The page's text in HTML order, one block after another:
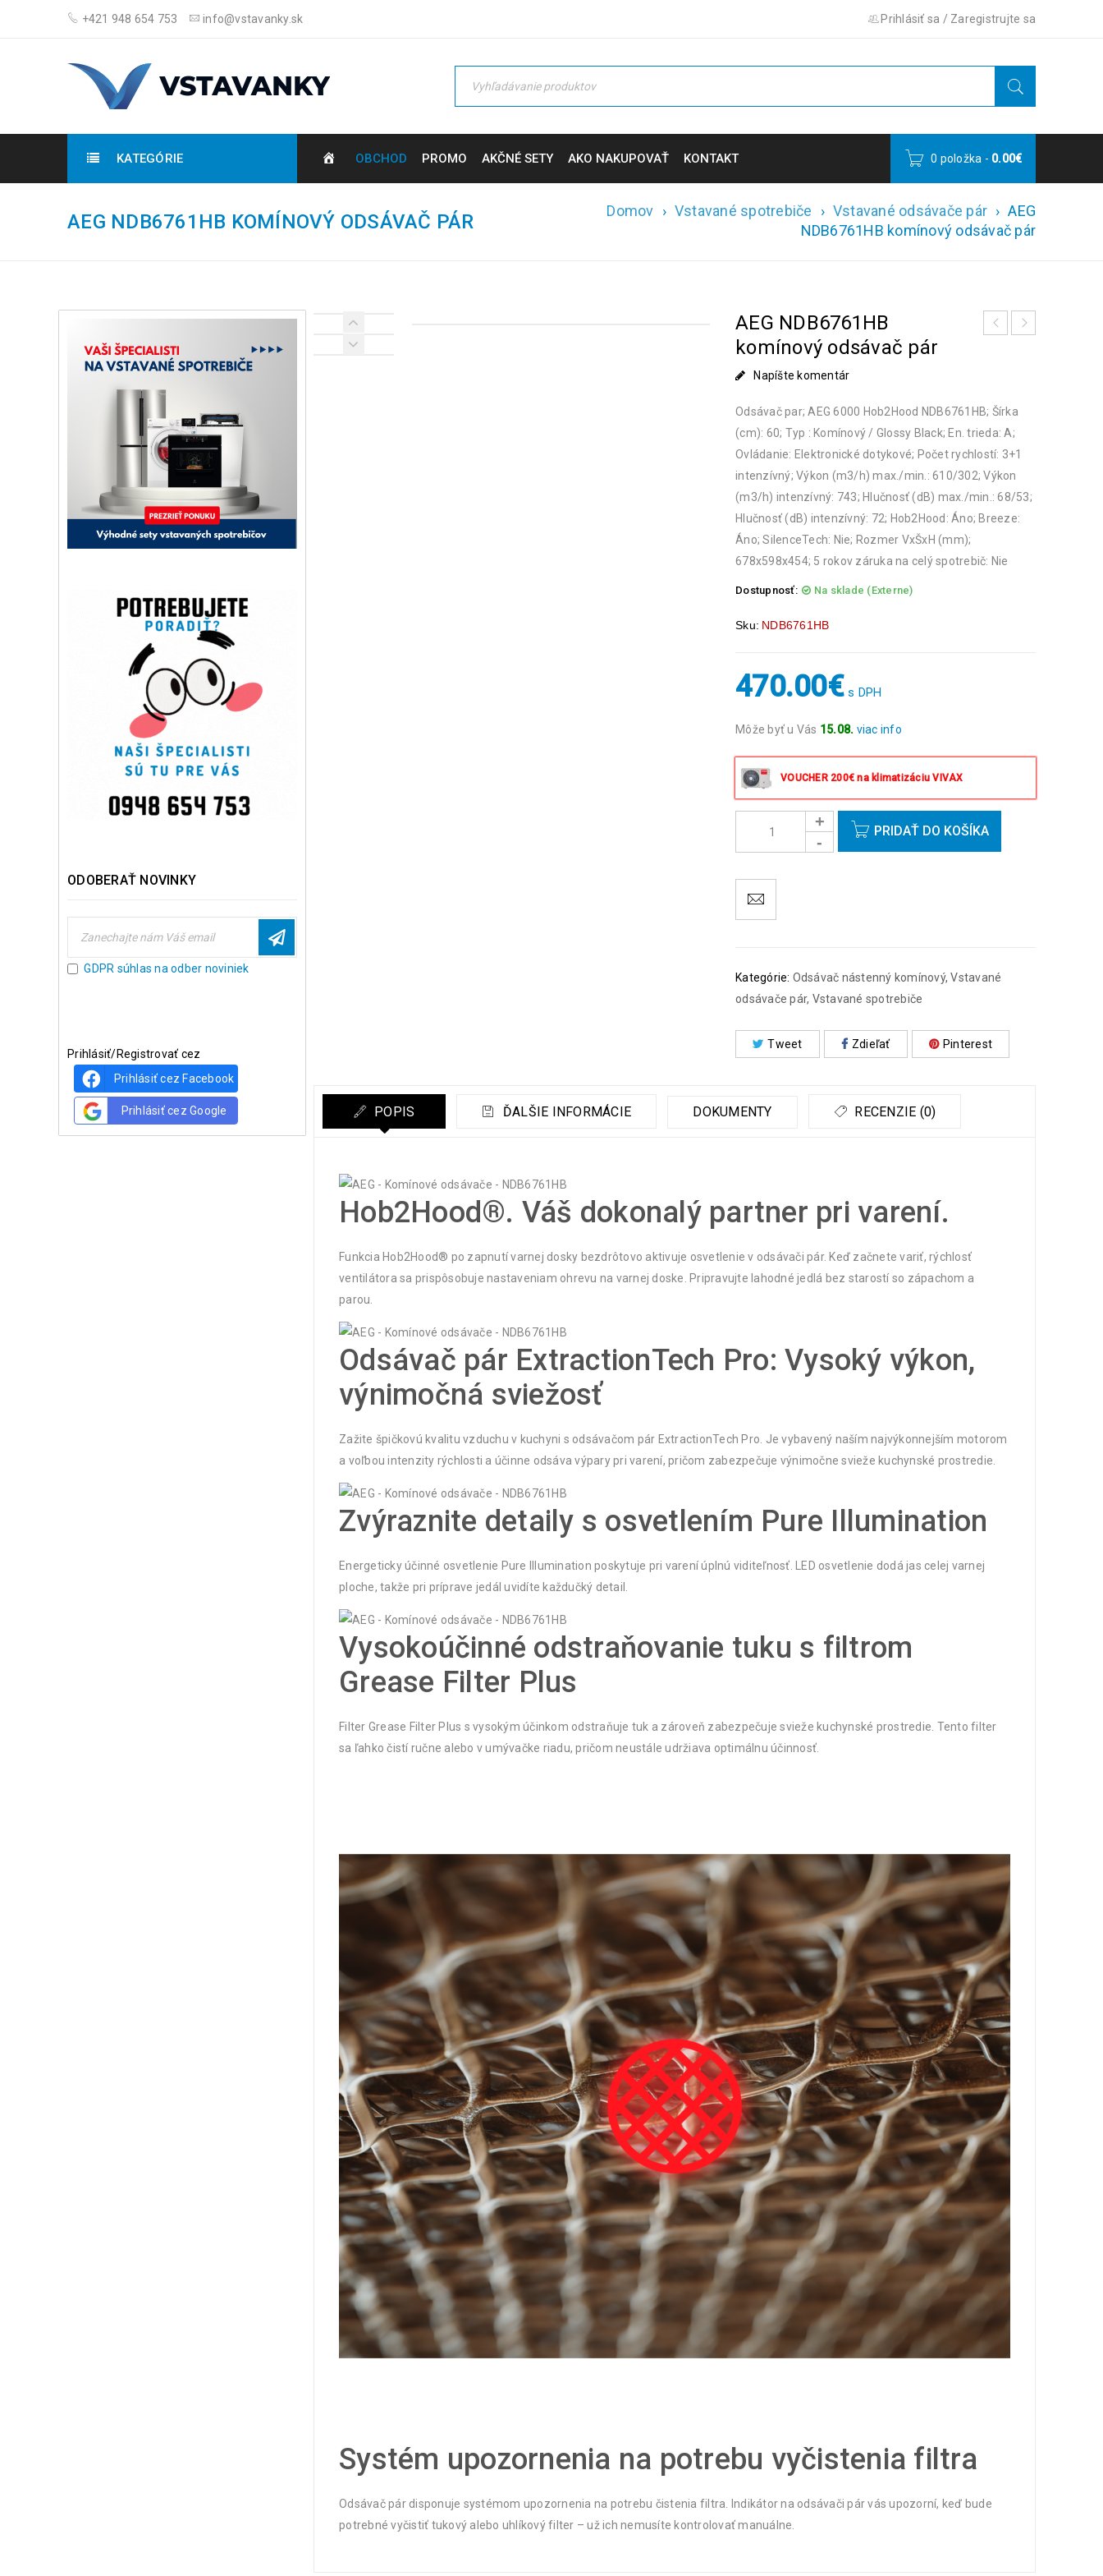
+421 948 654 753 info@vstavanky.sk Prihlásiť sa / Zaregistrujte sa
KATEGÓRIE OBCHOD PROMO AKČNÉ SETY AKO NAKUPOVAŤ KONTAKT 0 položka - 0.00€
AEG NDB6761HB KOMÍNOVÝ ODSÁVAČ PÁR Domov › Vstavané spotrebiče › Vstavané odsávače pár › AEG
NDB6761HB komínový odsávač pár
ODOBERAŤ NOVINKY
GDPR súhlas na odber noviniek
Prihlásiť/Registrovať cez
Prihlásiť cez Facebook
Prihlásiť cez Google
AEG NDB6761HB
komínový odsávač pár
Napíšte komentár
Odsávač par; AEG 6000 Hob2Hood NDB6761HB; Šírka
(cm): 60; Typ : Komínový / Glossy Black; En. trieda: A;
Ovládanie: Elektronické dotykové; Počet rychlostí: 3+1
intenzívný; Výkon (m3/h) max./min.: 610/302; Výkon
(m3/h) intenzívný: 743; Hlučnosť (dB) max./min.: 68/53;
Hlučnosť (dB) intenzívný: 72; Hob2Hood: Áno; Breeze:
Áno; SilenceTech: Nie; Rozmer VxŠxH (mm);
678x598x454; 5 rokov záruka na celý spotrebič: Nie
Dostupnosť: Na sklade (Externe)
Sku: NDB6761HB
470.00€ s DPH
Môže byť u Vás 15.08. viac info
istý deň okrem víkendov a sviatkov.
VOUCHER 200€ na klimatizáciu VIVAX
PRIDAŤ DO KOŠÍKA
Kategórie: Odsávač nástenný komínový,Vstavané
odsávače pár, Vstavané spotrebiče
Tweet Zdieľať Pinterest
POPIS ĎALŠIE INFORMÁCIE DOKUMENTY RECENZIE (0)
Hob2Hood®. Váš dokonalý partner pri varení.
Funkcia Hob2Hood® po zapnutí varnej dosky bezdrôtovo aktivuje osvetlenie v odsávači pár. Keď začnete variť, rýchlosť
ventilátora sa prispôsobuje nastaveniam ohrevu na varnej doske. Pripravujte lahodné jedlá bez starostí so zápachom a
parou.
Odsávač pár ExtractionTech Pro: Vysoký výkon,
výnimočná sviežosť
Zažite špičkovú kvalitu vzduchu v kuchyni s odsávačom pár ExtractionTech Pro. Je vybavený naším najvýkonnejším motorom
a voľbou intenzity rýchlosti a účinne odsáva výpary pri varení, pričom zabezpečuje výnimočne svieže kuchynské prostredie.
Zvýraznite detaily s osvetlením Pure Illumination
Energeticky účinné osvetlenie Pure Illumination poskytuje pri varení úplnú viditeľnosť. LED osvetlenie dodá jas celej varnej
ploche, takže pri príprave jedál uvidíte každučký detail.
Vysokoúčinné odstraňovanie tuku s filtrom
Grease Filter Plus
Filter Grease Filter Plus s vysokým účinkom odstraňuje tuk a zároveň zabezpečuje svieže kuchynské prostredie. Tento filter
sa ľahko čistí ručne alebo v umývačke riadu, pričom neustále udržiava optimálnu účinnosť.
Systém upozornenia na potrebu vyčistenia filtra
Odsávač pár disponuje systémom upozornenia na potrebu čistenia filtra. Indikátor na odsávači pár vás upozorní, keď bude
potrebné vyčistiť tukový alebo uhlíkový filter – už ich nemusíte kontrolovať manuálne.